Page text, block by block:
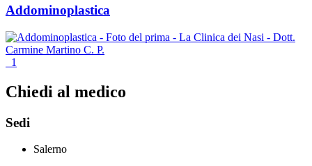
Addominoplastica
1
Chiedi al medico
Sedi
Salerno